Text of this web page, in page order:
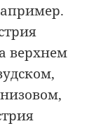
верхнем